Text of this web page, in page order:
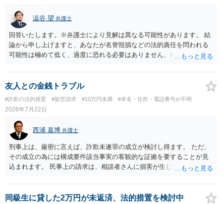
澁谷 望 弁護士
回答いたします。※弁護士により見解は異なる可能性があります。 結
論から申し上げますと、あなたが名誉毀損などの法的責任を問われる
可能性は極めて低く、過度に恐れる必要はありません。相手の行為こ
は警察の介入を恐れて逃げた可能性が高いと考えられます。 今後の具
体的な対応は以下の通りです。 ・相手の要求は無視する（1対1のやり
取りで「詐欺か」と聞いただけで名誉毀損は成立しません） ・マイナ
ンバー総合フリーダイヤルへ連絡し、カードの一時停止と再発行手続
きを行う ・万が一に備え、会社には「個人情報を悪用されたトラブル
に巻き込まれた」と事前伝えておく すでに警察へ相談済みとのことで
すので、今後別のアカウントから連絡が来ても一切応じず、警察へ追
加の報告を行ってください。
友人との金銭トラブル
#詐欺の法的措置 #架空請求 #10万円未満 #本名・住所・電話番号が不明
2026年7月22日
西浦 嘉博 弁護士
刑事上は、厳密に言えば、詐欺未遂罪の成立が検討し得ます。 ただ、
その成立の為には構成要件該当事実の客観的な証拠を要することが見
込まれます。 民事上の請求は、相談者さんに損害が生じていない以
い場合、最寄りの法律事務所での相談を検討ください。 上記、ご参考
ください。
同級生に貸した2万円が未返済、法的措置を検討中